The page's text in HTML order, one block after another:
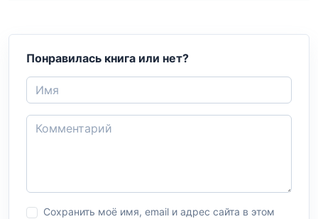
Понравилась книга или нет?
Сохранить моё имя, email и адрес сайта в этом